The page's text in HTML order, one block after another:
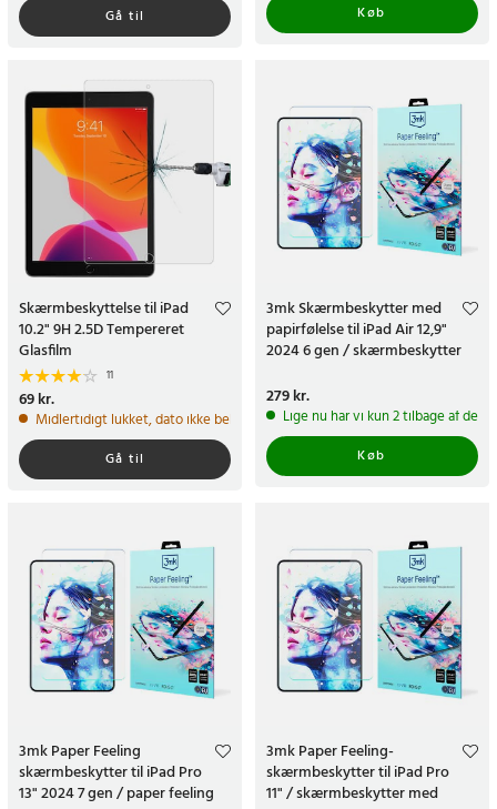
Gå til
Køb
Skærmbeskyttelse til iPad
10.2" 9H 2.5D Tempereret
Glasfilm
11
Pris:69 kr.
69 kr.
Midlertidigt lukket, dato ikke bekræftet
Gå til
3mk Skærmbeskytter med
papirfølelse til iPad Air 12,9"
2024 6 gen / skærmbeskytter
Pris:279 kr.
279 kr.
Lige nu har vi kun 2 tilbage af
Køb
3mk Paper Feeling
skærmbeskytter til iPad Pro
13" 2024 7 gen / paper feeling
3mk Paper Feeling-
skærmbeskytter til iPad Pro
11" / skærmbeskytter med